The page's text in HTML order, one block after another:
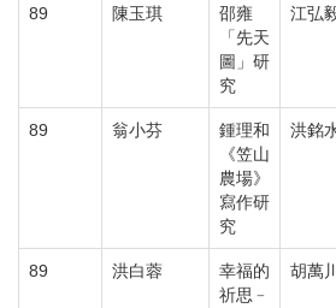
89 陳玉琪
邵雍
「先天
圖」研
究
江弘
89 翁小芬
鍾理和
《笠山
農場》
寫作研
究
洪銘
89 洪白蓉
幸福的
祈思﹣
胡萬川